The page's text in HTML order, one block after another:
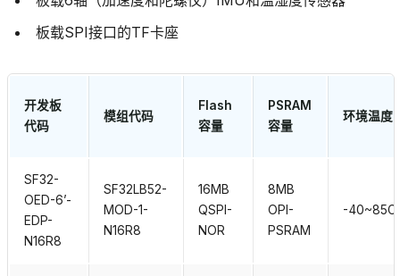
板载SPI接口的TF卡座
开发板
代码
模组代码
Flash
容量
PSRAM
容量
环境温度
SF32-
OED-6’-
EDP-
N16R8
SF32LB52-
MOD-1-
N16R8
16MB
QSPI-
NOR
8MB
OPI-
PSRAM
-40~85C